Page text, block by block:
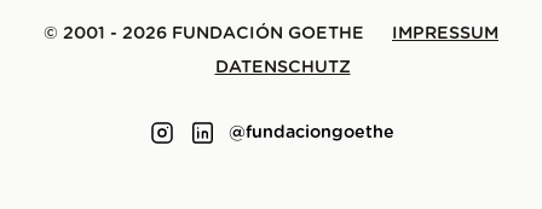
© 2001 - 2026 FUNDACIÓN GOETHE
IMPRESSUM
DATENSCHUTZ
@fundaciongoethe